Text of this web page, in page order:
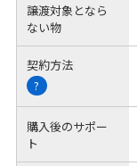
譲渡対象となら
ない物
契約方法
?
購入後のサポー
ト